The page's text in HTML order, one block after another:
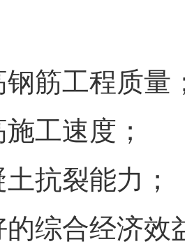
钢筋工程质量
工速度；
抗裂能力；
的综合经济效